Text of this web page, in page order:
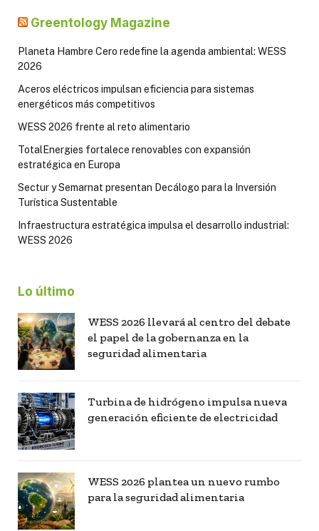
Greentology Magazine
Planeta Hambre Cero redefine la agenda ambiental: WESS
2026
Aceros eléctricos impulsan eficiencia para sistemas
energéticos más competitivos
WESS 2026 frente al reto alimentario
TotalEnergies fortalece renovables con expansión
estratégica en Europa
Sectur y Semarnat presentan Decálogo para la Inversión
Turística Sustentable
Infraestructura estratégica impulsa el desarrollo industrial:
WESS 2026
Lo último
WESS 2026 llevará al centro del debate
el papel de la gobernanza en la
seguridad alimentaria
Turbina de hidrógeno impulsa nueva
generación eficiente de electricidad
WESS 2026 plantea un nuevo rumbo
para la seguridad alimentaria